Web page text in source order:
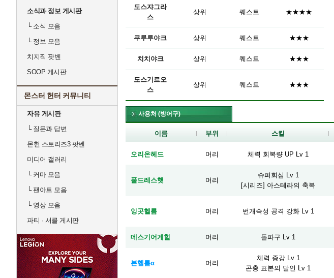
소식과 정보 게시판
└소식 모음
└정보 모음
치지직 팟벤
SOOP 게시판
몬스터 헌터 커뮤니티
자유 게시판
└질문과 답변
몬헌 스토리즈3 팟벤
미디어 갤러리
└커마 모음
└팬아트 모음
└영상 모음
파티 · 서클 게시판
도스쟈그라
스
상위 퀘스트 ★★★★
쿠루루야크 상위 퀘스트 ★★★
치치야크 상위 퀘스트 ★★★
도스기르오
스
상위 퀘스트 ★★★
사용처 (방어구)
이름 부위 스킬
오리온헤드 머리 체력 회복량 UP Lv 1
풀드레스햇 머리
슈퍼회심 Lv 1
[시리즈] 아스테라의 축복
잉곳헬름 머리 번개속성 공격 강화 Lv 1
데스기어게힐 머리 돌파구 Lv 1
본헬름α 머리
체력 증강 Lv 1
곤충 표본의 달인 Lv 1